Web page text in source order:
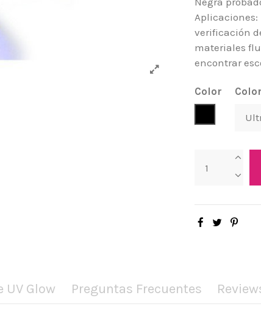
verificación
materiales
encontrar
Color
UV Glow Preguntas Frecuentes